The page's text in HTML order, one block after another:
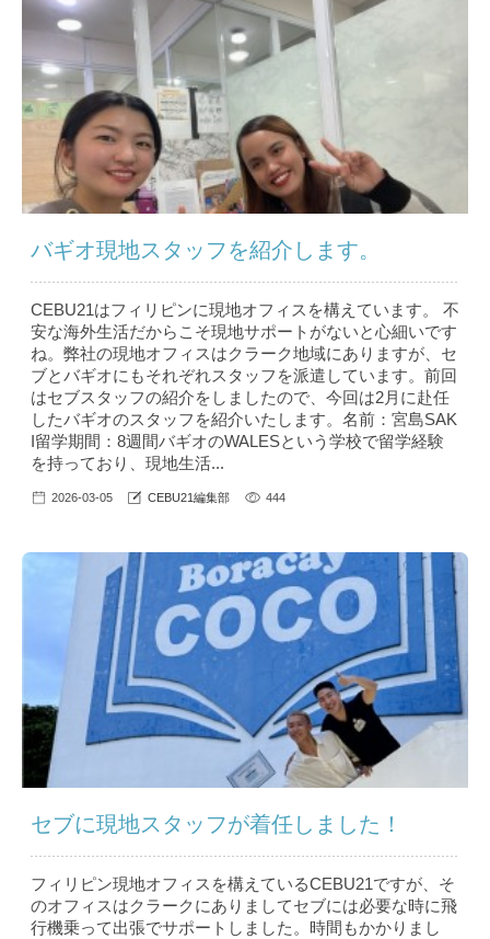
バギオ現地スタッフを紹介します。
CEBU21はフィリピンに現地オフィスを構えています。 不
安な海外生活だからこそ現地サポートがないと心細いです
ね。弊社の現地オフィスはクラーク地域にありますが、セ
ブとバギオにもそれぞれスタッフを派遣しています。前回
はセブスタッフの紹介をしましたので、今回は2月に赴任
したバギオのスタッフを紹介いたします。名前：宮島SAK
I留学期間：8週間バギオのWALESという学校で留学経験
を持っており、現地生活...
2026-03-05 CEBU21編集部 444
セブに現地スタッフが着任しました！
フィリピン現地オフィスを構えているCEBU21ですが、そ
のオフィスはクラークにありましてセブには必要な時に飛
行機乗って出張でサポートしました。時間もかかりまし